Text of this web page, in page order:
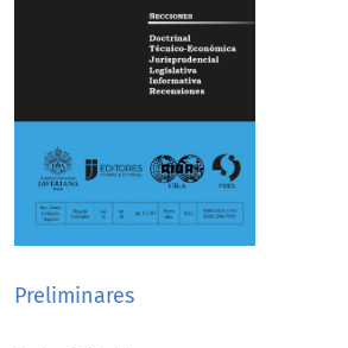
Preliminares